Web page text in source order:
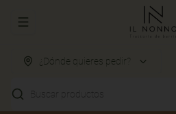
Abrir menu de navegación
¿Dónde quieres pedir?
Buscar productos